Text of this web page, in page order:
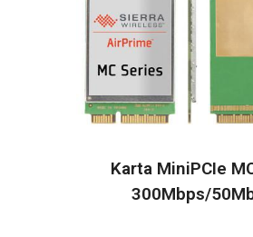
Karta MiniPCIe
300Mbps/